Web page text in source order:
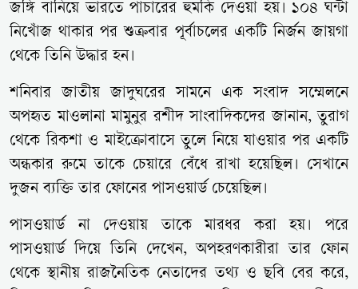
জঙ্গি বানিয়ে ভারতে পাচারের হুমকি দেওয়া হয়। ১০৪ ঘন্টা
নিখোঁজ থাকার পর শুক্রবার পূর্বাচলের একটি নির্জন জায়গা
থেকে তিনি উদ্ধার হন।
শনিবার জাতীয় জাদুঘরের সামনে এক সংবাদ সম্মেলনে
অপহৃত মাওলানা মামুনুর রশীদ সাংবাদিকদের জানান, তুরাগ
থেকে রিকশা ও মাইক্রোবাসে তুলে নিয়ে যাওয়ার পর একটি
অন্ধকার রুমে তাকে চেয়ারে বেঁধে রাখা হয়েছিল। সেখানে
দুজন ব্যক্তি তার ফোনের পাসওয়ার্ড চেয়েছিল।
পাসওয়ার্ড না দেওয়ায় তাকে মারধর করা হয়। পরে
পাসওয়ার্ড দিয়ে তিনি দেখেন, অপহরণকারীরা তার ফোন
থেকে স্থানীয় রাজনৈতিক নেতাদের তথ্য ও ছবি বের করে,